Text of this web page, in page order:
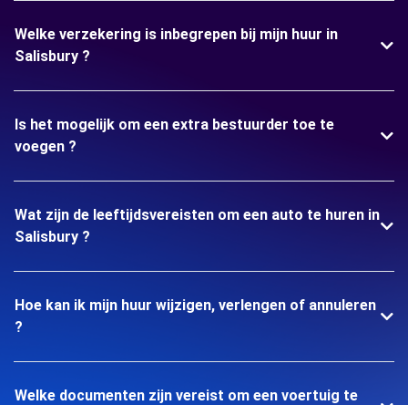
Welke verzekering is inbegrepen bij mijn huur in
Salisbury ?
Is het mogelijk om een extra bestuurder toe te
voegen ?
Wat zijn de leeftijdsvereisten om een auto te huren in
Salisbury ?
Hoe kan ik mijn huur wijzigen, verlengen of annuleren
?
Welke documenten zijn vereist om een voertuig te